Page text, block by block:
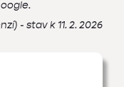
- stav k 11. 2. 2026